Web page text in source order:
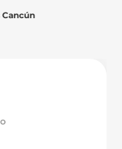
Cancún